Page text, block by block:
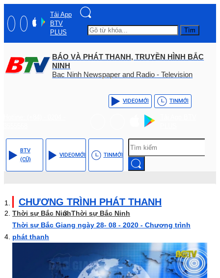
Tải App
BTV
PLUS
Tìm
BÁO VÀ PHÁT THANH, TRUYỀN HÌNH BẮC
NINH
Bac Ninh Newspaper and Radio - Television
VIDEOMỚI TINMỚI
BTV
(CŨ)
VIDEOMỚI TINMỚI
CHƯƠNG TRÌNH PHÁT THANH
Thời sự Bắc NinhThời sự Bắc Ninh
Thời sự Bắc Giang ngày 28- 08 - 2020 - Chương trình
phát thanh